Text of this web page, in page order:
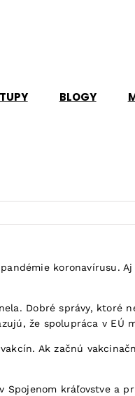
BLOGY
koronavírusu.
Dobré správy, ktoré
že spolupráca v EÚ
Ak začnú
kráľovstve a